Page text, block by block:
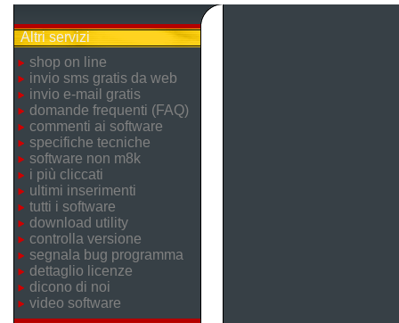
Altri servizi
shop on line
invio sms gratis da web
invio e-mail gratis
domande frequenti (FAQ)
commenti ai software
specifiche tecniche
software non m8k
i più cliccati
ultimi inserimenti
tutti i software
download utility
controlla versione
segnala bug programma
dettaglio licenze
dicono di noi
video software